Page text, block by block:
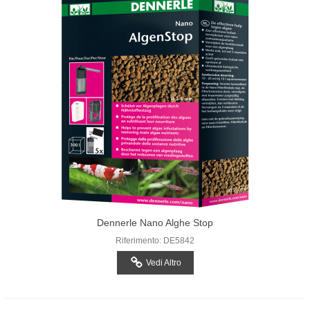
Dennerle Nano Alghe Stop
Riferimento: DE5842
Vedi Altro